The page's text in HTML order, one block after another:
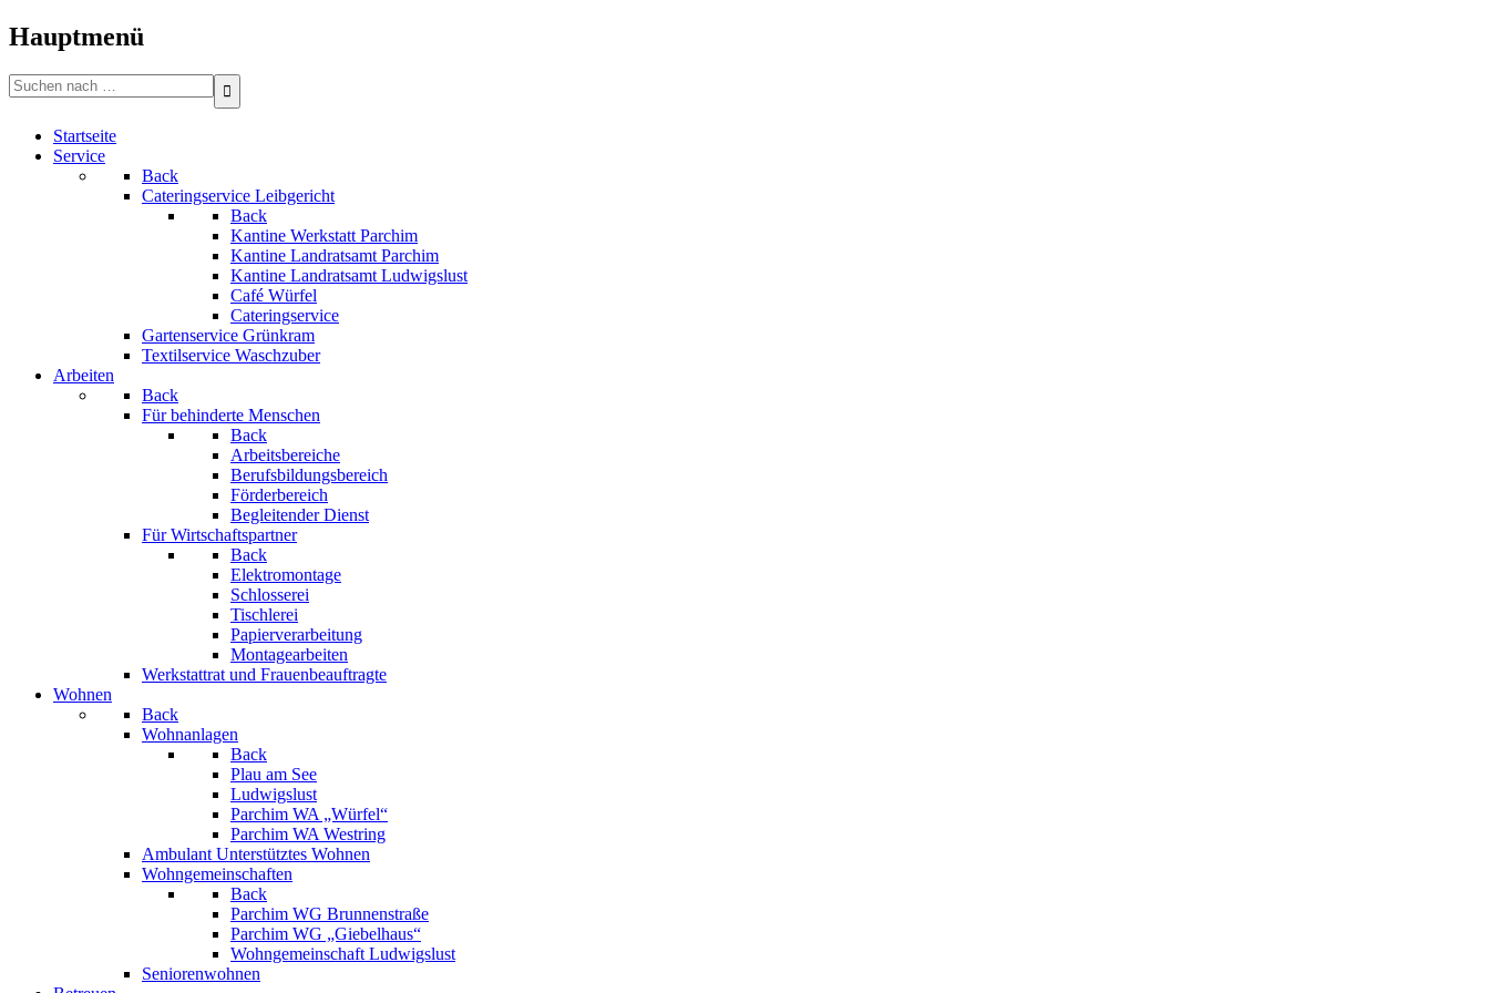
beachten
Sie:
Website
Barrierefreiheitssystem.
Drücken
Hauptmenü
Search
for:
Startseite
Service
Back
Cateringservice Leibgericht
Back
Kantine Werkstatt Parchim
Kantine Landratsamt Parchim
Kantine Landratsamt Ludwigslust
Café Würfel
Cateringservice
Gartenservice Grünkram
Textilservice Waschzuber
Arbeiten
Back
Für behinderte Menschen
Back
Arbeitsbereiche
Berufsbildungsbereich
Förderbereich
Begleitender Dienst
Für Wirtschaftspartner
Back
Elektromontage
Schlosserei
Tischlerei
Papierverarbeitung
Montagearbeiten
Werkstattrat und Frauenbeauftragte
Wohnen
Back
Wohnanlagen
Back
Plau am See
Ludwigslust
Parchim WA „Würfel“
Parchim WA Westring
Ambulant Unterstütztes Wohnen
Wohngemeinschaften
Back
Parchim WG Brunnenstraße
Parchim WG „Giebelhaus“
Wohngemeinschaft Ludwigslust
Seniorenwohnen